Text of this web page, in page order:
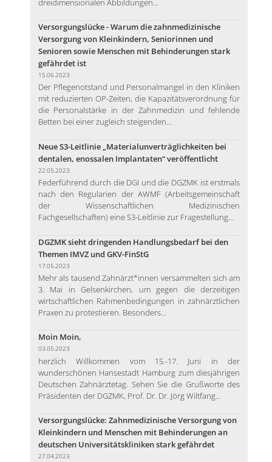
Versorgungslücke - Warum die zahnmedizinische
Versorgung von Kleinkindern, Seniorinnen und
Senioren sowie Menschen mit Behinderungen stark
gefährdet ist
15.06.2023
Der Pflegenotstand und Personalmangel in den Kliniken
mit reduzierten OP-Zeiten, die Kapazitätsverordnung für
die Personalstärke in der Zahnmedizin und fehlende
Betten bei einer zugleich steigenden...
Neue S3-Leitlinie „Materialunverträglichkeiten bei
dentalen, enossalen Implantaten“ veröffentlicht
22.05.2023
Federführend durch die DGI und die DGZMK ist erstmals
nach den Regularien der AWMF (Arbeitsgemeinschaft
der Wissenschaftlichen Medizinischen
Fachgesellschaften) eine S3-Leitlinie zur Fragestellung...
DGZMK sieht dringenden Handlungsbedarf bei den
Themen IMVZ und GKV-FinStG
17.05.2023
Mehr als tausend Zahnärzt*innen versammelten sich am
3. Mai in Gelsenkirchen, um gegen die derzeitigen
wirtschaftlichen Rahmenbedingungen in zahnärztlichen
Praxen zu protestieren. Besonders...
Moin Moin,
03.05.2023
herzlich Willkommen vom 15.-17. Juni in der
wunderschönen Hansestadt Hamburg zum diesjährigen
Deutschen Zahnärztetag. Sehen Sie die Grußworte des
Präsidenten der DGZMK, Prof. Dr. Dr. Jörg Wiltfang...
Versorgungslücke: Zahnmedizinische Versorgung von
Kleinkindern und Menschen mit Behinderungen an
deutschen Universitätskliniken stark gefährdet
27.04.2023